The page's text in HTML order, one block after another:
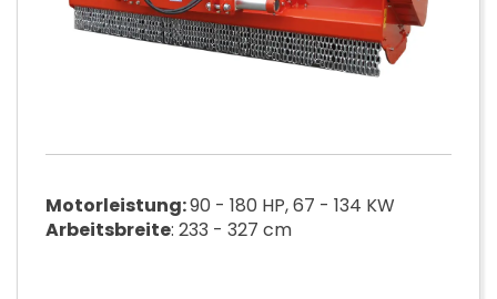
Motorleistung:90 - 180 HP, 67 - 134 KW
Arbeitsbreite: 233 - 327 cm